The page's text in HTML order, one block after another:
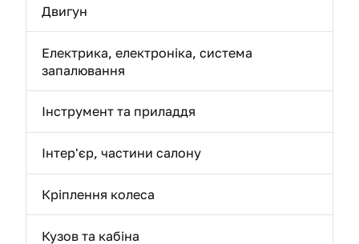
Двигун
Електрика, електроніка, система
запалювання
Інструмент та приладдя
Інтер'єр, частини салону
Кріплення колеса
Кузов та кабіна